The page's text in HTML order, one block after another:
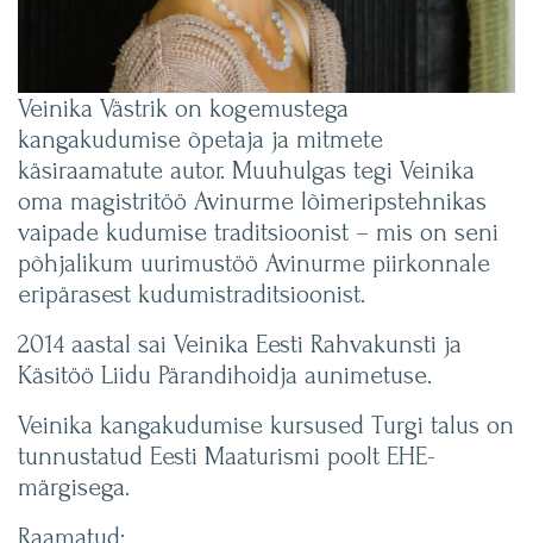
Veinika Västrik on kogemustega
kangakudumise õpetaja ja mitmete
käsiraamatute autor. Muuhulgas tegi Veinika
oma magistritöö Avinurme lõimeripstehnikas
vaipade kudumise traditsioonist – mis on seni
põhjalikum uurimustöö Avinurme piirkonnale
eripärasest kudumistraditsioonist.
2014 aastal sai Veinika Eesti Rahvakunsti ja
Käsitöö Liidu Pärandihoidja aunimetuse.
Veinika kangakudumise kursused Turgi talus on
tunnustatud Eesti Maaturismi poolt EHE-
märgisega.
Raamatud: